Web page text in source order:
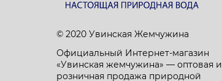
© 2020 Увинская Жемчужина
Официальный Интернет-магазин
«Увинская жемчужина» — оптовая и
розничная продажа природной